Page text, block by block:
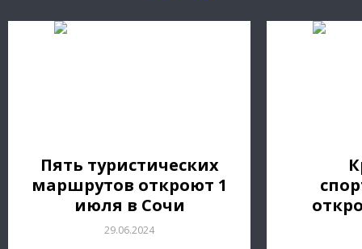
Пять туристических
маршрутов откроют 1
июля в Сочи
29.06.2024